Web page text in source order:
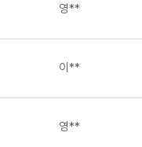
영**
이**
영**